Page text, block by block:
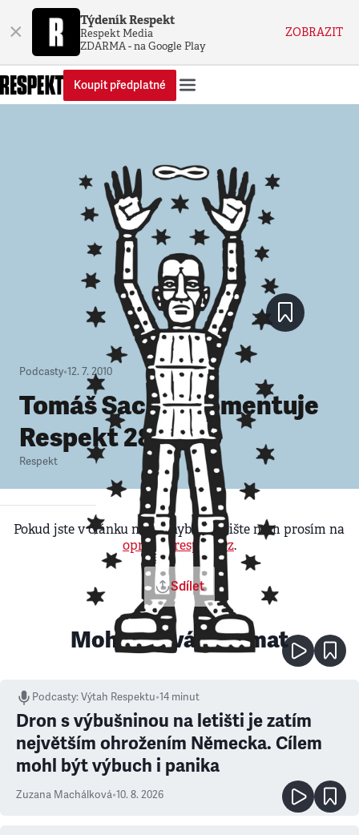
× Týdeník Respekt
Respekt Media
ZDARMA - na Google Play
ZOBRAZIT
Koupit předplatné
Podcasty•12. 7. 2010
Tomáš Sacher komentuje
Respekt 28/2010
Respekt
Pokud jste v článku našli chybu, napište nám prosím na
opravy@respekt.cz.
Sdílet
Mohlo by vás zajímat
Podcasty:Výtah Respektu•14 minut
Dron s výbušninou na letišti je zatím
největším ohrožením Německa. Cílem
mohl být výbuch i panika
Zuzana Machálková•10. 8. 2026